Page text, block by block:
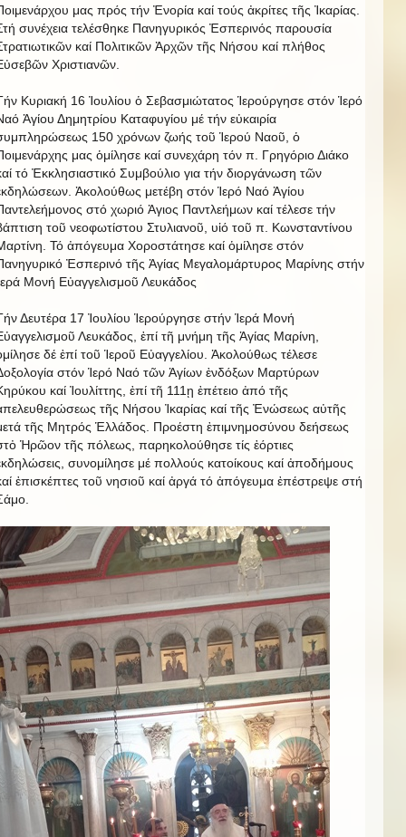
μας πρός τήν Ἐνορία καί τούς ἀκρίτες τῆς Ἰκαρίας.
συνέχεια τελέσθηκε Πανηγυρικός Ἐσπερινός παρουσία
καί Πολιτικῶν Ἀρχῶν τῆς Νήσου καί πλήθος
Χριστιανῶν.
Κυριακή 16 Ἰουλίου ὁ Σεβασμιώτατος Ἱερούργησε στόν Ἱερό
Ἁγίου Δημητρίου Καταφυγίου μέ τήν εὐκαιρία
150 χρόνων ζωής τοῦ Ἱερού Ναοῦ, ὁ
μας ὁμίλησε καί συνεχάρη τόν π. Γρηγόριο Διάκο
τό Ἐκκλησιαστικό Συμβούλιο για τήν διοργάνωση τῶν
Ἀκολούθως μετέβη στόν Ἱερό Ναό Ἁγίου
στό χωριό Ἁγιος Παντλεήμων καί τέλεσε τήν
τοῦ νεοφωτίστου Στυλιανοῦ, υἱό τοῦ π. Κωνσταντίνου
Τό ἀπόγευμα Χοροστάτησε καί ὁμίλησε στόν
Ἐσπερινό τῆς Ἁγίας Μεγαλομάρτυρος Μαρίνης στήν
Μονή Εὐαγγελισμοῦ Λευκάδος
Δευτέρα 17 Ἰουλίου Ἱερούργησε στήν Ἱερά Μονή
Λευκάδος, ἐπί τῆ μνήμη τῆς Ἁγίας Μαρίνη,
δέ ἐπί τοῦ Ἱεροῦ Εὐαγγελίου. Ἀκολούθως τέλεσε
στόν Ἱερό Ναό τῶν Ἁγίων ἐνδόξων Μαρτύρων
καί Ἰουλίττης, ἐπί τῆ 111ῃ ἐπέτειο ἀπό τῆς
τῆς Νήσου Ἰκαρίας καί τῆς Ἐνώσεως αὐτῆς
τῆς Μητρός Ἑλλάδος. Προέστη ἐπιμνημοσύνου δεήσεως
Ἡρῶον τῆς πόλεως, παρηκολούθησε τίς ἑόρτιες
συνομίλησε μέ πολλούς κατοίκους καί ἀποδήμους
ἐπισκέπτες τοῦ νησιοῦ καί ἀργά τό ἀπόγευμα ἐπέστρεψε στή